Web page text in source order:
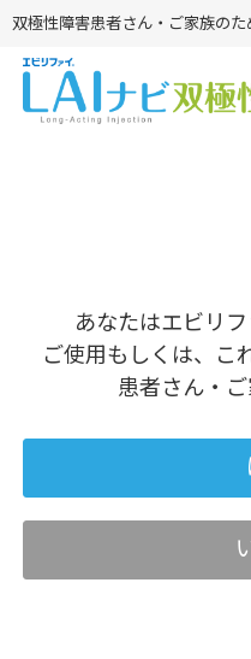
双極性障害患者さん・ご家族の
あなたはエビリ
ご使用もしくは、こ
患者さん・